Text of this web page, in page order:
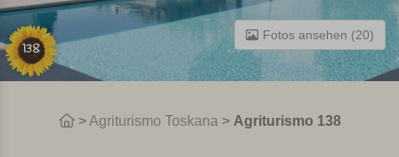
138
Fotos ansehen (20)
>Agriturismo Toskana > Agriturismo 138